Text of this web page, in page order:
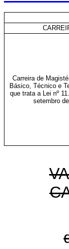
Carreira de
Básico, Técnico e
que trata a Lei nº
setembro